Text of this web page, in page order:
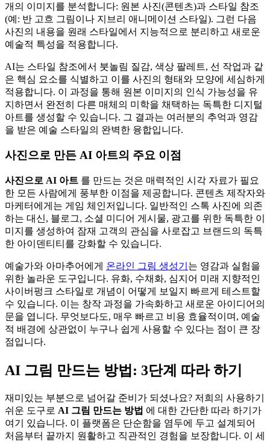
개의 이미지를 분석합니다: 원본 사진(콘텐츠)과 스타일 참조
(예: 반 고흐 그림이나 지브리 애니메이션 스타일). 그런 다음
사진의 내용을 원래 스타일에서 지능적으로 분리하고 새로운
예술적 특성을 적용합니다.
AI는 스타일 참조에서 붓놀림 질감, 색상 팔레트, 선 작업과 같
은 핵심 요소를 식별하고 이를 사진의 형태와 모양에 세심하게
적용합니다. 이 과정을 통해 원본 이미지의 인식 가능성을 유
지하면서 완전히 다른 매체의 미학을 채택하는 독특한 디지털
아트를 생성할 수 있습니다. 그 결과는 여러분의 추억과 영감
을 받은 예술 스타일의 완벽한 융합입니다.
사진으로 만든 AI 아트의 주요 이점
사진으로 AI 아트 를 만드는 것은 매력적인 시각 자료가 필요
한 모든 사람에게 풍부한 이점을 제공합니다. 콘텐츠 제작자와
마케터에게는 게임 체인저입니다. 일반적인 스톡 사진에 의존
하는 대신, 블로그, 소셜 미디어 게시물, 광고를 위한 독특한 이
미지를 생성하여 잠재 고객의 관심을 사로잡고 브랜드의 독특
한 아이덴티티를 강화할 수 있습니다.
예술가와 아마추어에게 온라인 그림 생성기 는 영감과 실험을
위한 놀라운 도구입니다. 유화, 수채화, 심지어 미래 지향적인
사이버펑크 스타일로 개념이 어떻게 보일지 빠르게 테스트할
수 있습니다. 이는 창작 과정을 가속화하고 새로운 아이디어의
문을 엽니다. 무엇보다도, 매우 빠르고 비용 효율적이며, 예술
적 배경에 상관없이 누구나 쉽게 사용할 수 있다는 점이 큰 장
점입니다.
AI 그림 만드는 방법: 3단계 따라 하기
재미있는 부분으로 넘어갈 준비가 되셨나요? 저희의 사용하기
쉬운 도구로 AI 그림 만드는 방법 에 대한 간단한 따라 하기가
여기 있습니다. 이 플랫폼은 단순함을 염두에 두고 설계되어
처음부터 끝까지 원활하고 직관적인 경험을 보장합니다. 이 세